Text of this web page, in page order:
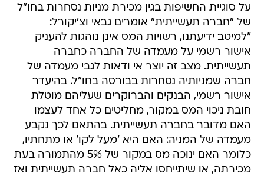
על סוגיית החשיפות בגין מכירת מניות נסחרות בחו"ל
של "חברה תעשייתית" אומרים גבאי וצ'יקורל:
"למיטב ידיעתנו, רשויות המס אינן נוהגות להעניק
אישור רשמי על מעמדה של החברה כחברה
תעשייתית. מצב זה יוצר אי ודאות לגבי מעמדה של
חברה שמניותיה נסחרות בבורסה בחו"ל. בהיעדר
אישור רשמי, הבנקים והברוקרים שעליהם מוטלת
חובת ניכוי המס במקור, מחליטים כל אחד לעצמו
האם מדובר בחברה תעשייתית. בהתאם לכך נקבע
מעמדה של המניה: האם היא 'מעל לקו' או מתחתיו,
כלומר האם ינוכה מס במקור של 5% מהתמורה בעת
מכירתה, או שיתייחסו אליה כאל חברה תעשייתית ואז